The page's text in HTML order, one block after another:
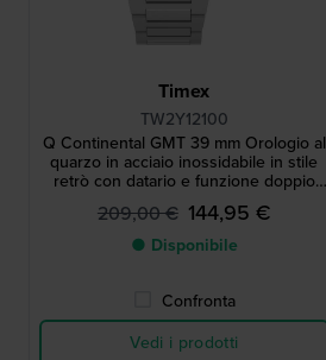
Timex
TW2Y12100
Q Continental GMT 39 mm Orologio al
quarzo in acciaio inossidabile in stile
retrò con datario e funzione doppio
fuso orario
209,00 € 144,95 €
● Disponibile
Confronta
Vedi i prodotti